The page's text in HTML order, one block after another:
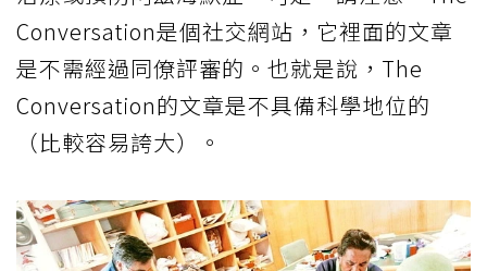
Conversation是個社交網站，它裡面的文章
是不需經過同僚評審的。也就是說，The
Conversation的文章是不具備科學地位的
（比較容易誇大）。